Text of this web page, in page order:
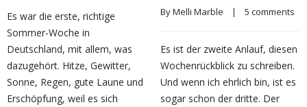
Es war die erste, richtige
Sommer-Woche in
Deutschland, mit allem, was
dazugehört. Hitze, Gewitter,
Sonne, Regen, gute Laune und
Erschöpfung, weil es sich
By Melli Marble
    |
5 comments
Es ist der zweite Anlauf, diesen
Wochenrückblick zu schreiben.
Und wenn ich ehrlich bin, ist es
sogar schon der dritte. Der